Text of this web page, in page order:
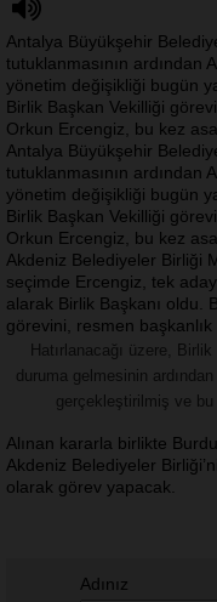
Antalya Büyükşehir
tutuklanmasının ardından
yönetim değişikliği bugün
Birlik Başkan Vekilliği
Orkun Ercengiz, bu kez
Antalya Büyükşehir
tutuklanmasının ardından
yönetim değişikliği bugün
Birlik Başkan Vekilliği
Orkun Ercengiz, bu kez
Akdeniz Belediyeler Birliği
seçimde Ercengiz, tek
alarak Birlik Başkanı oldu.
görevini, resmen başkanlık
Hatırlanacağı üzere,
duruma gelmesinin
gerçekleştirilmiş ve
Alınan kararla birlikte
Akdeniz Belediyeler
olarak görev yapacak.
Adınız